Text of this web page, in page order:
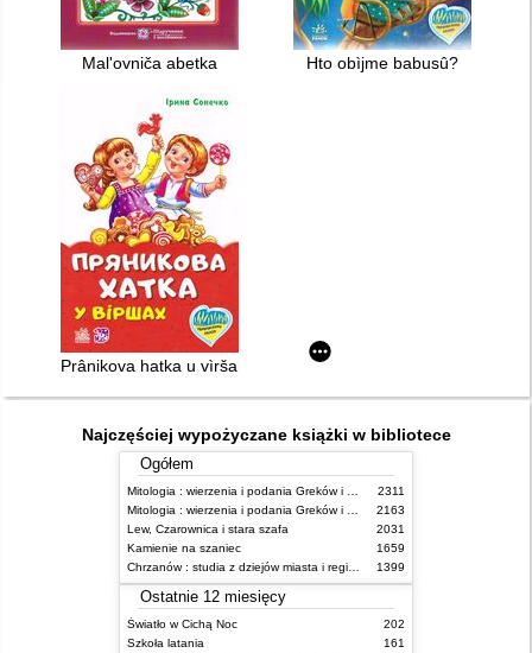
Malʹovniča abetka Hto obìjme babusû?
Prânikova hatka u vìršah
Najczęściej wypożyczane książki w bibliotece
Ogółem
2311
2163
Lew, Czarownica i stara szafa
2031
Kamienie na szaniec
1659
1399
Ostatnie 12 miesięcy
Światło w Cichą Noc
202
Szkoła latania
161